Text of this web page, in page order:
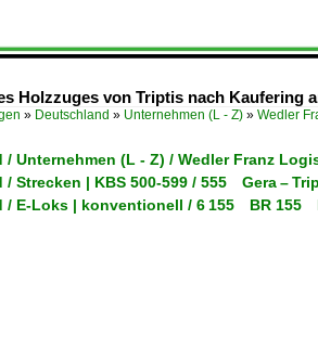
Holzzuges von Triptis nach Kaufering
» Deutschland » Unternehmen (L - Z) » Wedler
/ Unternehmen (L - Z) / Wedler Franz
/ Strecken | KBS 500-599 / 555 Gera –
/ E-Loks | konventionell / 6 155 BR